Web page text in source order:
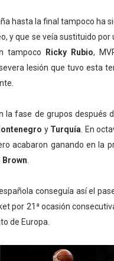
hasta la final tampoco ha
y que se veía sustituido por
tampoco
Ricky Rubio,
lesión que tuvo esta
la fase de grupos después
y Turquía . En
acabaron ganando en la
Brown
conseguía así el
por 21ª ocasión
de Europa.